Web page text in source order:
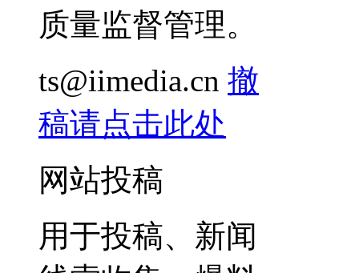
质量监督管理。
ts@iimedia.cn 撤
稿请点击此处
网站投稿
用于投稿、新闻